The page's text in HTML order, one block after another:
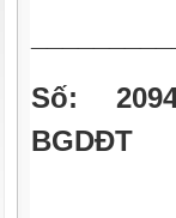
Số:
BGDĐT